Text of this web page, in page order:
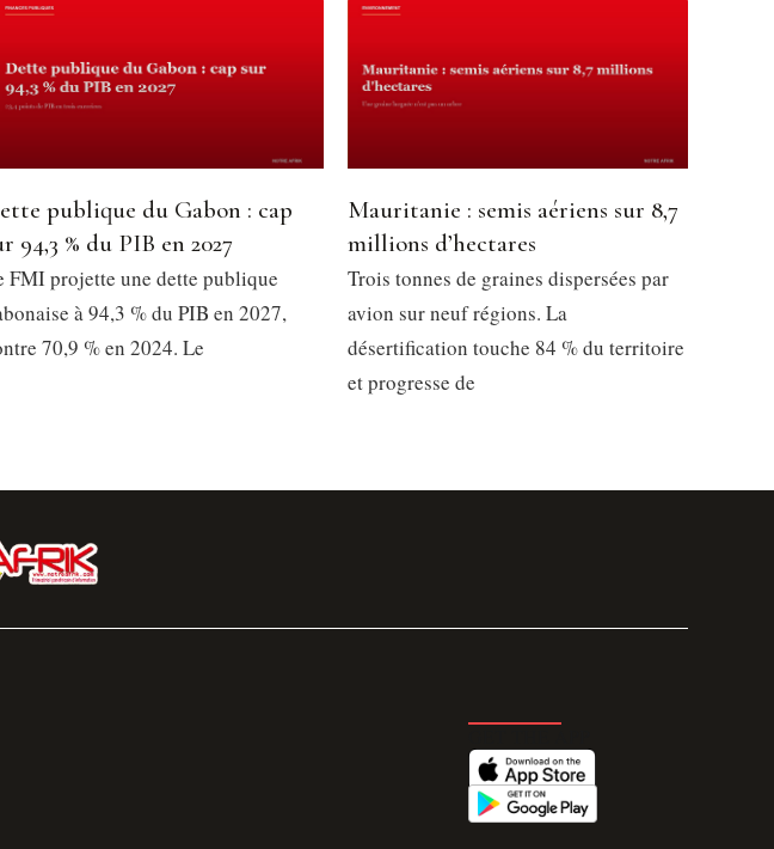
publique du Gabon : cap
94,3 % du PIB en 2027
FMI projette une dette publique
à 94,3 % du PIB en 2027,
70,9 % en 2024. Le
Mauritanie : semis aériens sur 8,7
millions d’hectares
Trois tonnes de graines dispersées par
avion sur neuf régions. La
désertification touche 84 % du territoire
et progresse de